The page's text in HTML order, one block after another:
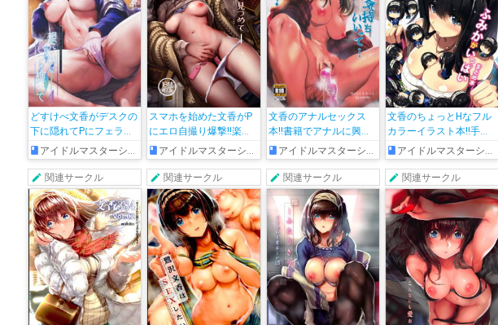
どすけべ文香がデスクの
下に隠れてPにフェラを
したり、引っ越し業者の
待ち時間に側位やバック
でパコって…
アイドルマスターシンデレラガールズ
スマホを始めた文香がP
にエロ自撮り爆撃!!楽屋
でのノーパン姿やオナニ
ーする痴態を送って挑発
していき…♡
アイドルマスターシンデレラガールズ
文香のアナルセックス
本!!書籍でアナルに興味
を持った文香がPさんに
お願いして尻穴を責めら
れまくる!!
アイドルマスターシンデレラガールズ
文香のちょっとHなフル
カラーイラスト本!!手ブ
ラやマイクロビキニの攻
めたイラストが見れちゃ
います♡
アイドルマスターシンデレラガールズ
関連サークル 関連サークル 関連サークル 関連サークル